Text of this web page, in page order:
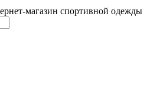
магазин спортивной одежды